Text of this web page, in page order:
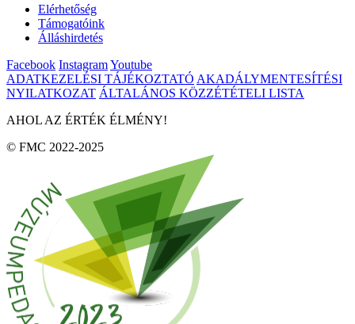
Elérhetőség
Támogatóink
Álláshirdetés
Facebook InstagramYoutube
ADATKEZELÉSI TÁJÉKOZTATÓ AKADÁLYMENTESÍTÉSI
NYILATKOZAT ÁLTALÁNOS KÖZZÉTÉTELI LISTA
AHOL AZ ÉRTÉK ÉLMÉNY!
© FMC 2022-2025